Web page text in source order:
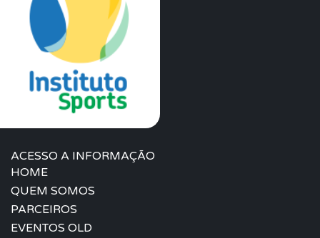
ACESSO A INFORMAÇÃO
HOME
QUEM SOMOS
PARCEIROS
EVENTOS OLD